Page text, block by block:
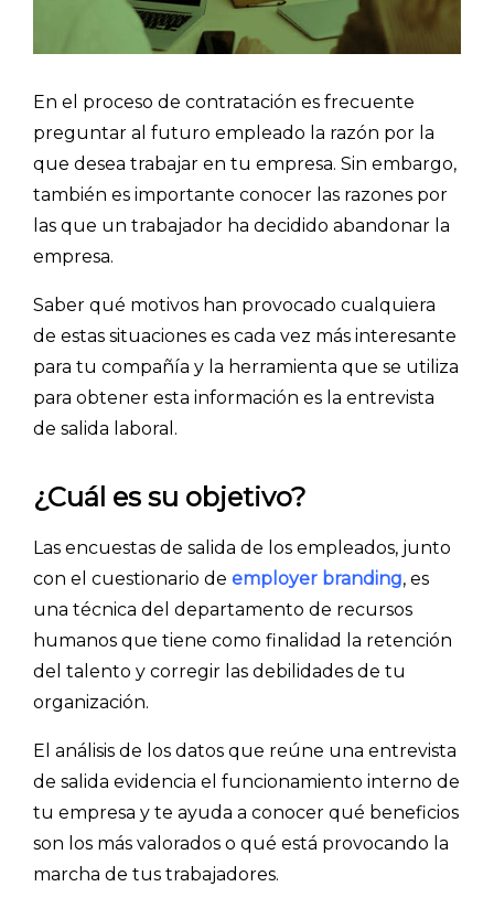
En el proceso de contratación es frecuente
preguntar al futuro empleado la razón por la
que desea trabajar en tu empresa. Sin embargo,
también es importante conocer las razones por
las que un trabajador ha decidido abandonar la
empresa.
Saber qué motivos han provocado cualquiera
de estas situaciones es cada vez más interesante
para tu compañía y la herramienta que se utiliza
para obtener esta información es la entrevista
de salida laboral.
¿Cuál es su objetivo?
Las encuestas de salida de los empleados, junto
con el cuestionario de employer branding, es
una técnica del departamento de recursos
humanos que tiene como finalidad la retención
del talento y corregir las debilidades de tu
organización.
El análisis de los datos que reúne una entrevista
de salida evidencia el funcionamiento interno de
tu empresa y te ayuda a conocer qué beneficios
son los más valorados o qué está provocando la
marcha de tus trabajadores.